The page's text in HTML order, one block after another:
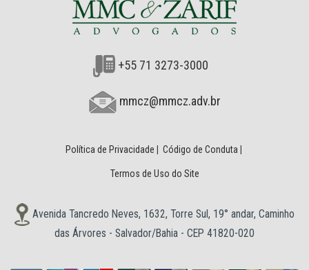
+55 71 3273-3000
mmcz@mmcz.adv.br
Política de Privacidade Código de Conduta
Termos de Uso do Site
Avenida Tancredo Neves, 1632, Torre Sul, 19° andar, Caminho
das Árvores - Salvador/Bahia - CEP 41820-020